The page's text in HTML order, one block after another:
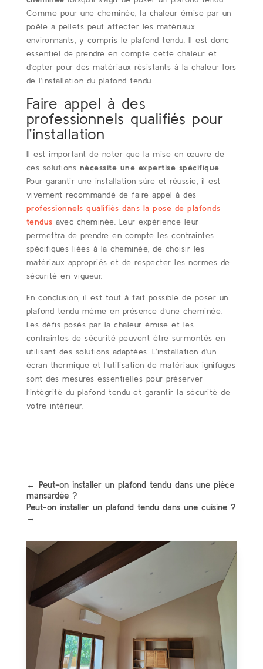
Comme pour une cheminée, la chaleur émise par un
poêle à pellets peut affecter les matériaux
environnants, y compris le plafond tendu. Il est donc
essentiel de prendre en compte cette chaleur et
d’opter pour des matériaux résistants à la chaleur lors
de l’installation du plafond tendu.
Faire appel à des
professionnels qualifiés pour
l’installation
Il est important de noter que la mise en œuvre de
ces solutions nécessite une expertise spécifique
Pour garantir une installation sûre et réussie, il est
vivement recommandé de faire appel à des
professionnels qualifiés dans la pose de plafonds
tendus avec cheminée. Leur expérience leur
permettra de prendre en compte les contraintes
spécifiques liées à la cheminée, de choisir les
matériaux appropriés et de respecter les normes de
sécurité en vigueur.
En conclusion, il est tout à fait possible de poser un
plafond tendu même en présence d’une cheminée.
Les défis posés par la chaleur émise et les
contraintes de sécurité peuvent être surmontés en
utilisant des solutions adaptées. L’installation d’un
écran thermique et l’utilisation de matériaux ignifuges
sont des mesures essentielles pour préserver
l’intégrité du plafond tendu et garantir la sécurité de
votre intérieur.
← Peut-on installer un plafond tendu dans une pièce
mansardée ?
Peut-on installer un plafond tendu dans une cuisine ?
→